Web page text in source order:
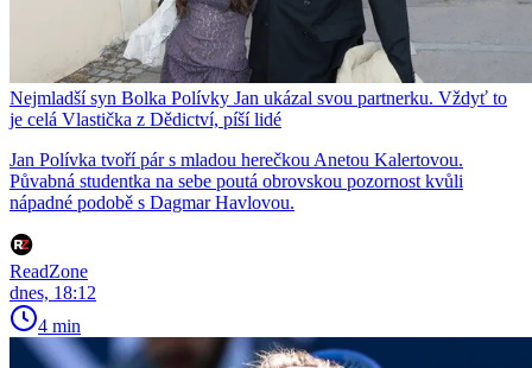
Nejmladší syn Bolka Polívky Jan ukázal svou partnerku. Vždyť to
je celá Vlastička z Dědictví, píší lidé
Jan Polívka tvoří pár s mladou herečkou Anetou Kalertovou.
Půvabná studentka na sebe poutá obrovskou pozornost kvůli
nápadné podobě s Dagmar Havlovou.
ReadZone
dnes, 18:12
4 min